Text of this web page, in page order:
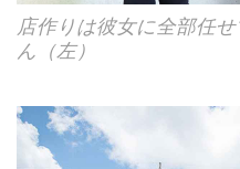
店作りは彼女に全部任
ん（左）